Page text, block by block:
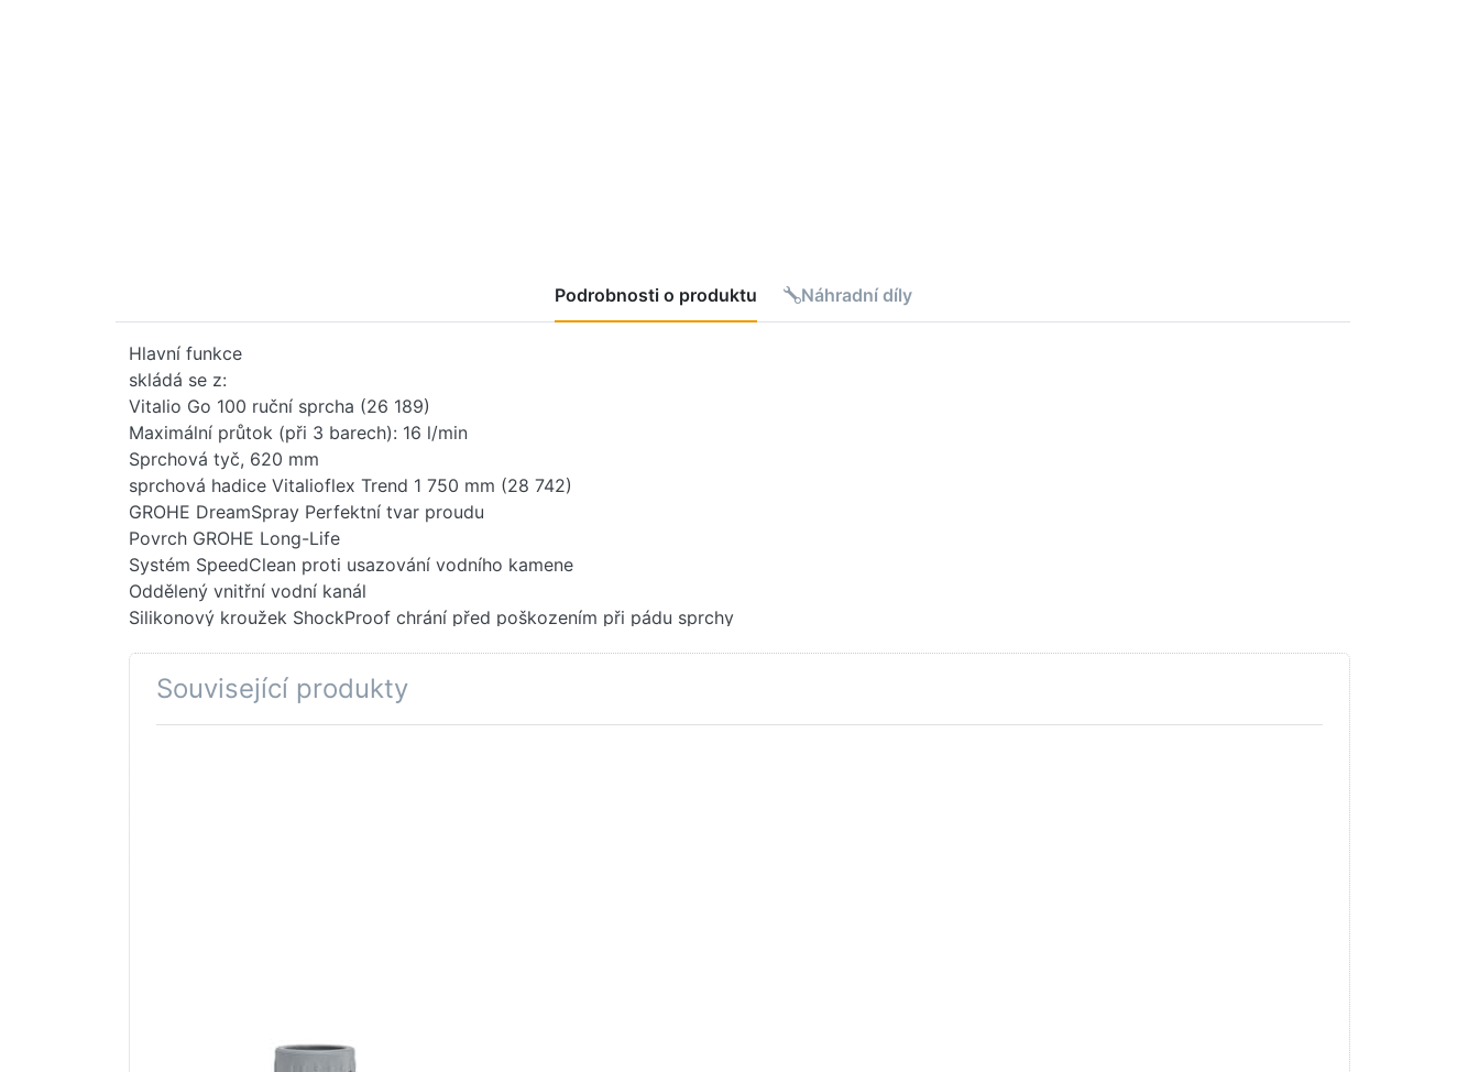
Podrobnosti o produktu Náhradní díly
Hlavní funkce
skládá se z:
Vitalio Go 100 ruční sprcha (26 189)
Maximální průtok (při 3 barech): 16 l/min
Sprchová tyč, 620 mm
sprchová hadice Vitalioflex Trend 1 750 mm (28 742)
GROHE DreamSpray Perfektní tvar proudu
Povrch GROHE Long-Life
Systém SpeedClean proti usazování vodního kamene
Oddělený vnitřní vodní kanál
Silikonový kroužek ShockProof chrání před poškozením při pádu sprchy
Související produkty
GROHE Držák